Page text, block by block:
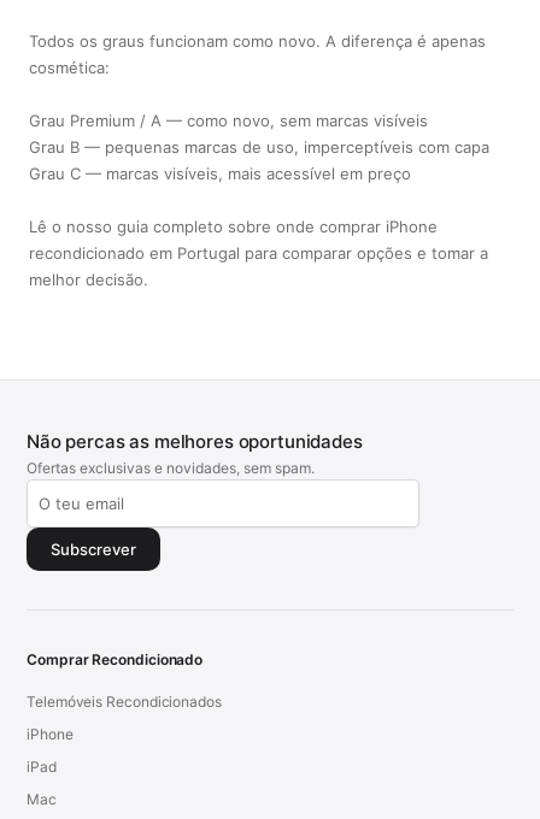
Todos os graus funcionam como novo. A diferença é apenas
cosmética:
Grau Premium / A — como novo, sem marcas visíveis
Grau B — pequenas marcas de uso, imperceptíveis com capa
Grau C — marcas visíveis, mais acessível em preço
Lê o nosso guia completo sobre onde comprar iPhone
recondicionado em Portugal para comparar opções e tomar a
melhor decisão.
Não percas as melhores oportunidades
Ofertas exclusivas e novidades, sem spam.
Subscrever
Comprar Recondicionado
Telemóveis Recondicionados
iPhone
iPad
Mac